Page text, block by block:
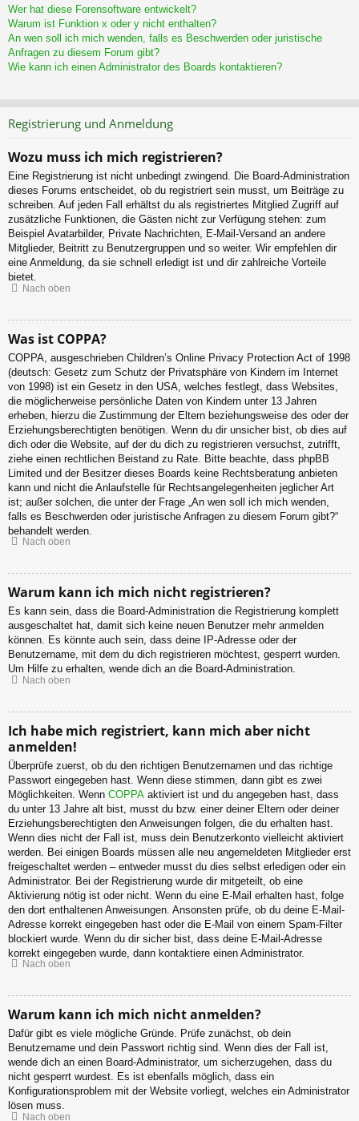
Wer hat diese Forensoftware entwickelt?
Warum ist Funktion x oder y nicht enthalten?
An wen soll ich mich wenden, falls es Beschwerden oder juristische
Anfragen zu diesem Forum gibt?
Wie kann ich einen Administrator des Boards kontaktieren?
Registrierung und Anmeldung
Wozu muss ich mich registrieren?
Eine Registrierung ist nicht unbedingt zwingend. Die Board-Administration
dieses Forums entscheidet, ob du registriert sein musst, um Beiträge zu
schreiben. Auf jeden Fall erhältst du als registriertes Mitglied Zugriff auf
zusätzliche Funktionen, die Gästen nicht zur Verfügung stehen: zum
Beispiel Avatarbilder, Private Nachrichten, E-Mail-Versand an andere
Mitglieder, Beitritt zu Benutzergruppen und so weiter. Wir empfehlen dir
eine Anmeldung, da sie schnell erledigt ist und dir zahlreiche Vorteile
bietet.
Nach oben
Was ist COPPA?
COPPA, ausgeschrieben Children’s Online Privacy Protection Act of 1998
(deutsch: Gesetz zum Schutz der Privatsphäre von Kindern im Internet
von 1998) ist ein Gesetz in den USA, welches festlegt, dass Websites,
die möglicherweise persönliche Daten von Kindern unter 13 Jahren
erheben, hierzu die Zustimmung der Eltern beziehungsweise des oder der
Erziehungsberechtigten benötigen. Wenn du dir unsicher bist, ob dies auf
dich oder die Website, auf der du dich zu registrieren versuchst, zutrifft,
ziehe einen rechtlichen Beistand zu Rate. Bitte beachte, dass phpBB
Limited und der Besitzer dieses Boards keine Rechtsberatung anbieten
kann und nicht die Anlaufstelle für Rechtsangelegenheiten jeglicher Art
ist; außer solchen, die unter der Frage „An wen soll ich mich wenden,
falls es Beschwerden oder juristische Anfragen zu diesem Forum gibt?“
behandelt werden.
Nach oben
Warum kann ich mich nicht registrieren?
Es kann sein, dass die Board-Administration die Registrierung komplett
ausgeschaltet hat, damit sich keine neuen Benutzer mehr anmelden
können. Es könnte auch sein, dass deine IP-Adresse oder der
Benutzername, mit dem du dich registrieren möchtest, gesperrt wurden.
Um Hilfe zu erhalten, wende dich an die Board-Administration.
Nach oben
Ich habe mich registriert, kann mich aber nicht
anmelden!
Überprüfe zuerst, ob du den richtigen Benutzernamen und das richtige
Passwort eingegeben hast. Wenn diese stimmen, dann gibt es zwei
Möglichkeiten. Wenn COPPA aktiviert ist und du angegeben hast, dass
du unter 13 Jahre alt bist, musst du bzw. einer deiner Eltern oder deiner
Erziehungsberechtigten den Anweisungen folgen, die du erhalten hast.
Wenn dies nicht der Fall ist, muss dein Benutzerkonto vielleicht aktiviert
werden. Bei einigen Boards müssen alle neu angemeldeten Mitglieder erst
freigeschaltet werden – entweder musst du dies selbst erledigen oder ein
Administrator. Bei der Registrierung wurde dir mitgeteilt, ob eine
Aktivierung nötig ist oder nicht. Wenn du eine E-Mail erhalten hast, folge
den dort enthaltenen Anweisungen. Ansonsten prüfe, ob du deine E-Mail-
Adresse korrekt eingegeben hast oder die E-Mail von einem Spam-Filter
blockiert wurde. Wenn du dir sicher bist, dass deine E-Mail-Adresse
korrekt eingegeben wurde, dann kontaktiere einen Administrator.
Nach oben
Warum kann ich mich nicht anmelden?
Dafür gibt es viele mögliche Gründe. Prüfe zunächst, ob dein
Benutzername und dein Passwort richtig sind. Wenn dies der Fall ist,
wende dich an einen Board-Administrator, um sicherzugehen, dass du
nicht gesperrt wurdest. Es ist ebenfalls möglich, dass ein
Konfigurationsproblem mit der Website vorliegt, welches ein Administrator
lösen muss.
Nach oben